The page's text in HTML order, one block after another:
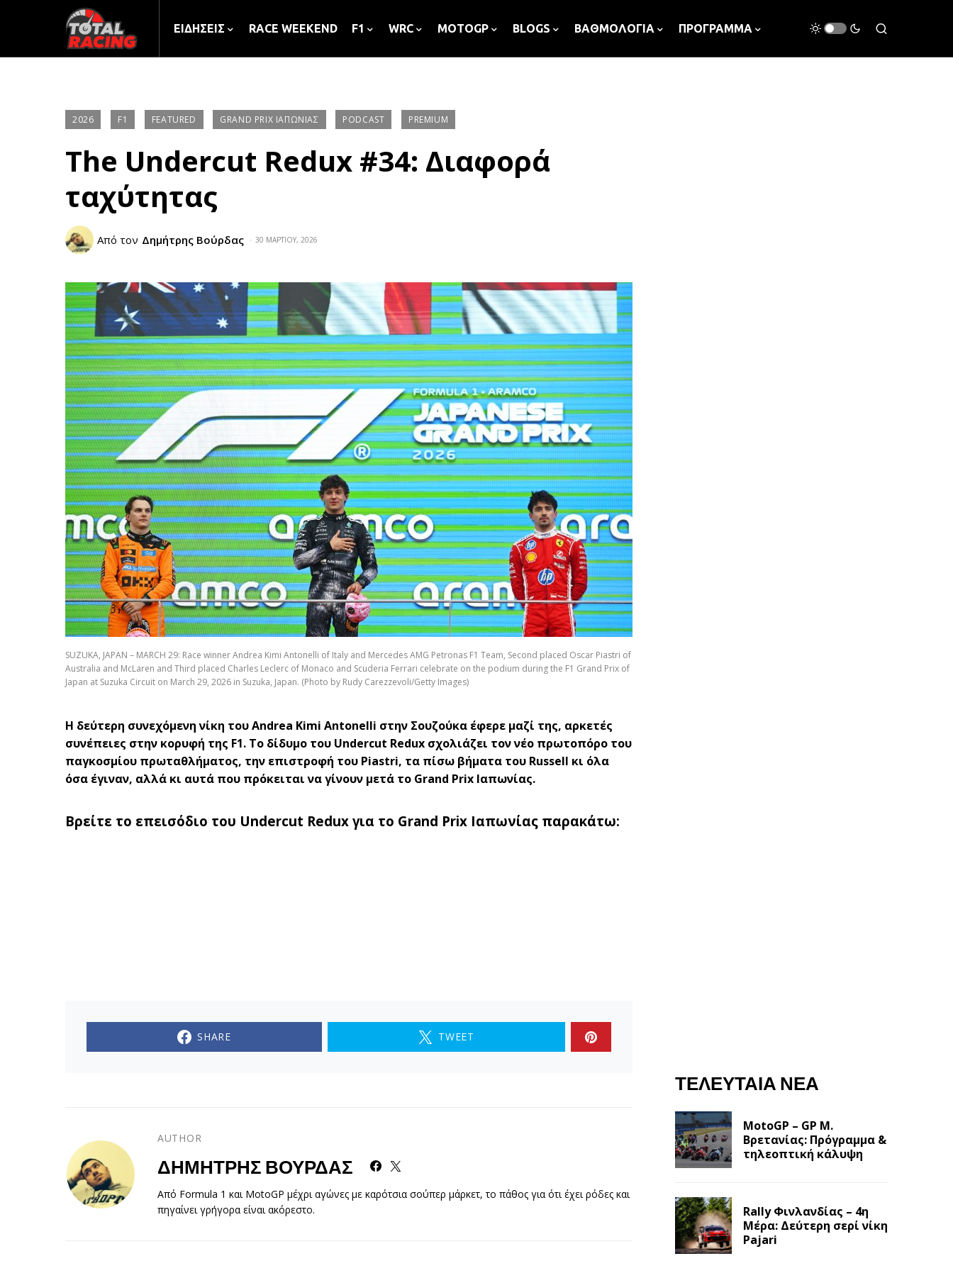
ΕΙΔΉΣΕΙΣ RACE WEEKEND F1 WRC MOTOGP BLOGS ΒΑΘΜΟΛΟΓΙΑ ΠΡΟΓΡΑΜΜΑ
2026 F1 FEATURED GRAND PRIX ΙΑΠΩΝΊΑΣ PODCAST PREMIUM
The Undercut Redux #34: Διαφορά
ταχύτητας
Από τον Δημήτρης Βούρδας 30 ΜΑΡΤΊΟΥ, 2026
SUZUKA, JAPAN – MARCH 29: Race winner Andrea Kimi Antonelli of Italy and Mercedes AMG Petronas F1 Team, Second placed Oscar Piastri of
Australia and McLaren and Third placed Charles Leclerc of Monaco and Scuderia Ferrari celebrate on the podium during the F1 Grand Prix of
Japan at Suzuka Circuit on March 29, 2026 in Suzuka, Japan. (Photo by Rudy Carezzevoli/Getty Images)
Η δεύτερη συνεχόμενη νίκη του Andrea Kimi Antonelli στην Σουζούκα έφερε μαζί της, αρκετές
συνέπειες στην κορυφή της F1. Το δίδυμο του Undercut Redux σχολιάζει τον νέο πρωτοπόρο του
παγκοσμίου πρωταθλήματος, την επιστροφή του Piastri, τα πίσω βήματα του Russell κι όλα
όσα έγιναν, αλλά κι αυτά που πρόκειται να γίνουν μετά το Grand Prix Ιαπωνίας.
Βρείτε το επεισόδιο του Undercut Redux για το Grand Prix Ιαπωνίας παρακάτω:
SHARE TWEET
AUTHOR
ΔΗΜΉΤΡΗΣ ΒΟΎΡΔΑΣ
Από Formula 1 και MotoGP μέχρι αγώνες με καρότσια σούπερ μάρκετ, το πάθος για ότι έχει ρόδες και
πηγαίνει γρήγορα είναι ακόρεστο.
ΤΕΛΕΥΤΑΊΑ ΝΈΑ
MotoGP – GP Μ.
Βρετανίας: Πρόγραμμα &
τηλεοπτική κάλυψη
Rally Φινλανδίας – 4η
Μέρα: Δεύτερη σερί νίκη
Pajari